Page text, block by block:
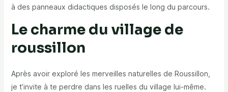
à des panneaux didactiques disposés le long du parcours.
Le charme du village de
roussillon
Après avoir exploré les merveilles naturelles de Roussillon,
je t’invite à te perdre dans les ruelles du village lui-même.